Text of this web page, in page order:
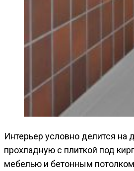
Интерьер условно делится на
прохладную с плиткой под
мебелью и бетонным